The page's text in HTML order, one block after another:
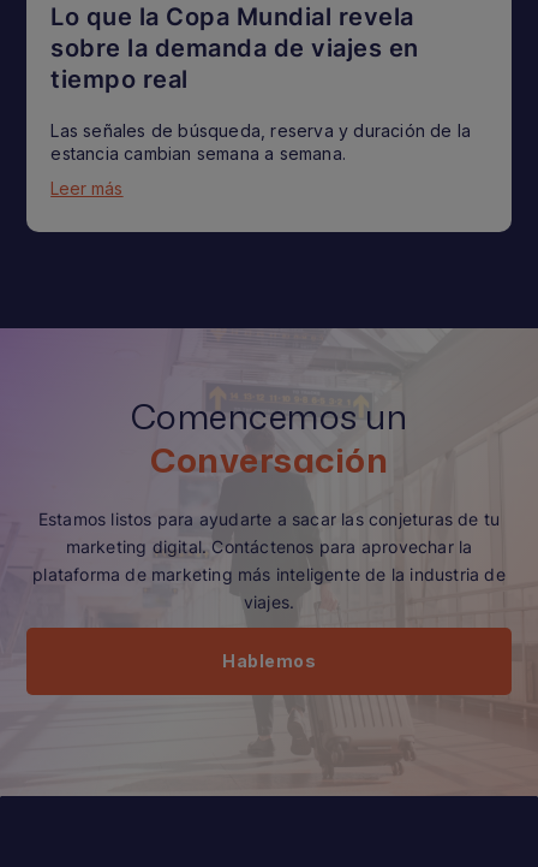
Lo que la Copa Mundial revela
sobre la demanda de viajes en
tiempo real
Las señales de búsqueda, reserva y duración de la
estancia cambian semana a semana.
Leer más
Comencemos un
Conversación
Estamos listos para ayudarte a sacar las conjeturas de tu
marketing digital. Contáctenos para aprovechar la
plataforma de marketing más inteligente de la industria de
viajes.
Hablemos